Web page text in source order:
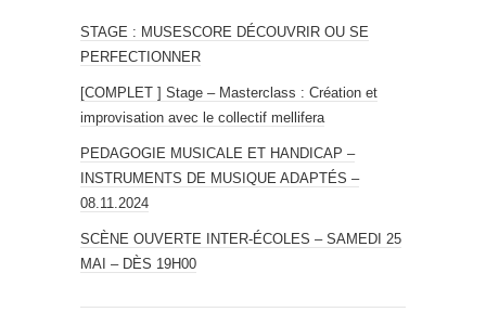
STAGE : MUSESCORE DÉCOUVRIR OU SE
PERFECTIONNER
[COMPLET ] Stage – Masterclass : Création et
improvisation avec le collectif mellifera
PEDAGOGIE MUSICALE ET HANDICAP –
INSTRUMENTS DE MUSIQUE ADAPTÉS –
08.11.2024
SCÈNE OUVERTE INTER-ÉCOLES – SAMEDI 25
MAI – DÈS 19H00